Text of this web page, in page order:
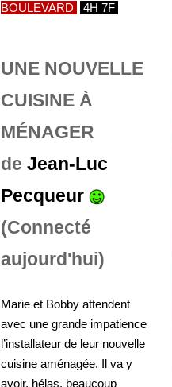
BOULEVARD
4H 7F
UNE NOUVELLE
CUISINE À
MÉNAGER
deJean-Luc
Pecqueur
(Connecté
aujourd'hui)
Marie et Bobby attendent
avec une grande impatience
l’installateur de leur nouvelle
cuisine aménagée. Il va y
avoir, hélas, beaucoup